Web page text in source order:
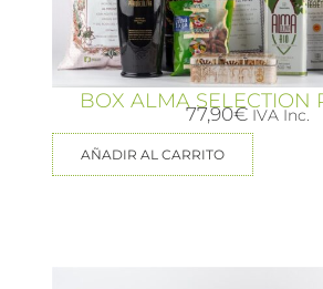
BOX ALMA SELECTION
77,90€ IVA Inc.
AÑADIR AL CARRITO